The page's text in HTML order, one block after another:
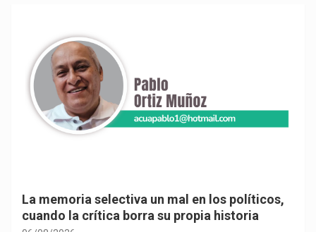
La memoria selectiva un mal en los políticos,
cuando la crítica borra su propia historia